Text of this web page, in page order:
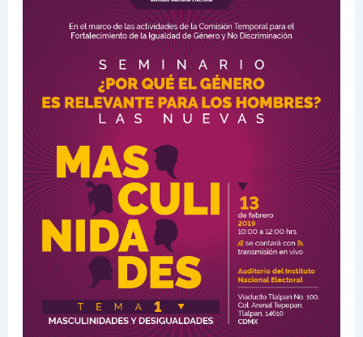
¿Por
qué
el
género
es
importante
para
los
hombres?.
Las
nuevas
masculinidades